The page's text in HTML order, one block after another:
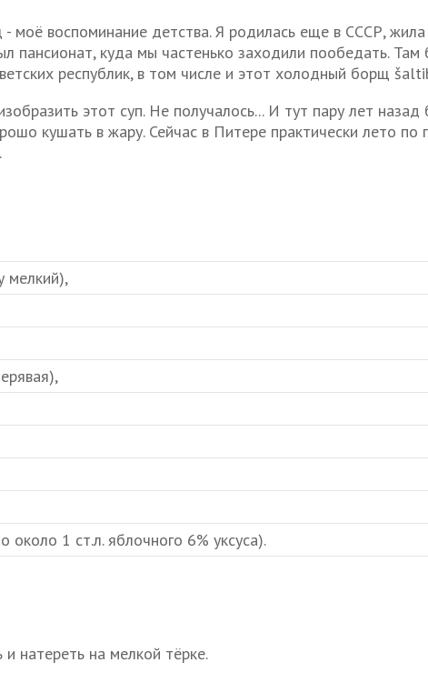
моё воспоминание детства. Я родилась еще в СССР,
пансионат, куда мы частенько заходили пообедать. Там
республик, в том числе и этот холодный борщ
этот суп. Не получалось... И тут пару лет
кушать в жару. Сейчас в Питере практически лето по
мелкий),
около 1 ст.л. яблочного 6% уксуса).
и натереть на мелкой тёрке.